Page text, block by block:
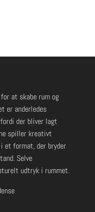
at skabe rum og
er anderledes
der bliver lagt
spiller kreativt
et format, der bryder
Selve
udtryk i rummet.